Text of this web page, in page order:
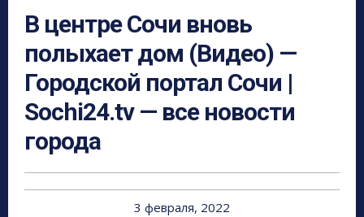
В центре Сочи вновь
полыхает дом (Видео) —
Городской портал Сочи |
Sochi24.tv — все новости
города
3 февраля, 2022